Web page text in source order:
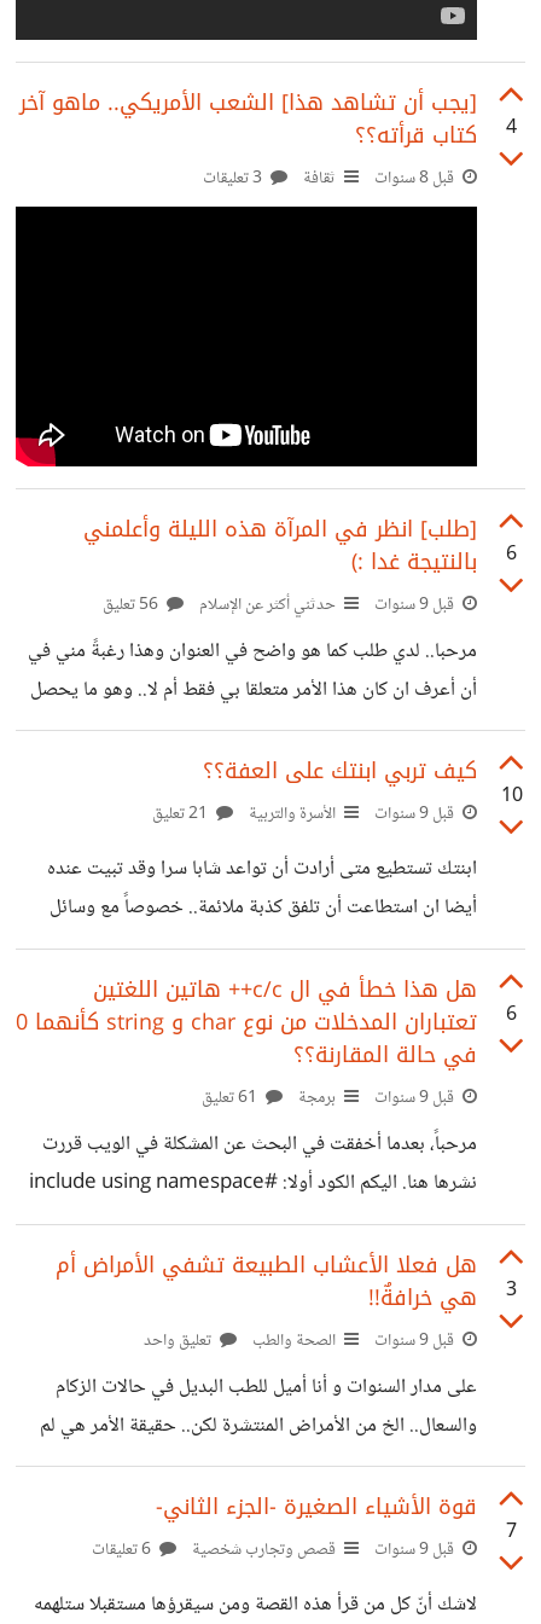
4
[يجب أن تشاهد هذا] الشعب الأمريكي.. ماهو آخر
كتاب قرأته؟؟
قبل 8 سنوات ثقافة
6
[طلب] انظر في المرآة هذه الليلة وأعلمني
بالنتيجة غدا :)
قبل 9 سنوات حدثني أكثر عن الإسلام
مرحبا.. لدي طلب كما هو واضح في العنوان وهذا رغبةً مني في
أن أعرف ان كان هذا الأمر متعلقا بي فقط أم لا.. وهو ما يحصل
لي بعد النظر في المرآة ليلا.. شيراراراا XD لاحظت أنه كلما
حدقت فيها وأنام أستيقظ في حدود الثانية ليلا بكابوس أنّ
الجنجن يتحدث بلساني وسكنني وسيطر علي -حدث هذا في
النوم.. أي لم أنم مفكرا بهم لكي لا تقولوا أنه يحدث ذلك
10
كيف تربي ابنتك على العفة؟؟
قبل 9 سنوات الأسرة والتربية
ابنتك تستطيع متى أرادت أن تواعد شابا سرا وقد تبيت عنده
أيضا ان استطاعت أن تلفق كذبة ملائمة.. خصوصاً مع وسائل
الاتصال الحديثة، كيف تتأكد أنها لا تتبادل كلمات الغرام والحرام
مع الشباب والقيام بما لايرضاه ولي أمرها.. ماذا تفعل لكي يرتاح
قلبك ان خرجت أو تدرس في الجامعة أو أياً كان ما تفعله مالذي
يجعلك تثق بابنتك؟ من الواضح أنه لن يمكنك مراقبتها في كل
شاردة وواردة ودينار وقاية خير من قنطار علاج اذن كيف تقفل
الباب قبل أن
6
هل هذا خطأ في ال c/c++ هاتين اللغتين
تعتباران المدخلات من نوع char و string كأنهما 0
في حالة المقارنة؟؟
قبل 9 سنوات برمجة
مرحباً، بعدما أخفقت في البحث عن المشكلة في الويب قررت
نشرها هنا. اليكم الكود أولا: #include using namespace
std; int main() { int x; cout <<"Entrer your
number: "; cin >> x; if (x > 0) { cout <<"Positive"; }
else if (x == 0) { cout <<"Null"; } else if (x < 0) {
cout <<"Negative"; } else { cout <<"Invalid
number"; } } الكود يؤدي وضيفته عادي لكن لو أدخلت كلمة
أو حرف فستكون النتيجة Null أي أنه
3
هل فعلا الأعشاب الطبيعة تشفي الأمراض أم
هي خرافةٌ!!
قبل 9 سنوات الصحة والطب تعليق واحد
على مدار السنوات و أنا أميل للطب البديل في حالات الزكام
والسعال.. الخ من الأمراض المنتشرة لكن.. حقيقة الأمر هي لم
تنفعني أبدا، قبل أيّام قلائل أصابني التهاب في حلقي و جاءت لي
بوالدتي بكوب من الزعتر بالليمون وعسل النحل و كانت تقول انه
مفييييييييد وتبدأ في مدح هذه الوصفة، حقيقة الأمر أني شفيت
7
قوة الأشياء الصغيرة -الجزء الثاني-
قبل 9 سنوات قصص وتجارب شخصية
لاشك أنّ كل من قرأ هذه القصة ومن سيقرؤها مستقبلا ستلهمه